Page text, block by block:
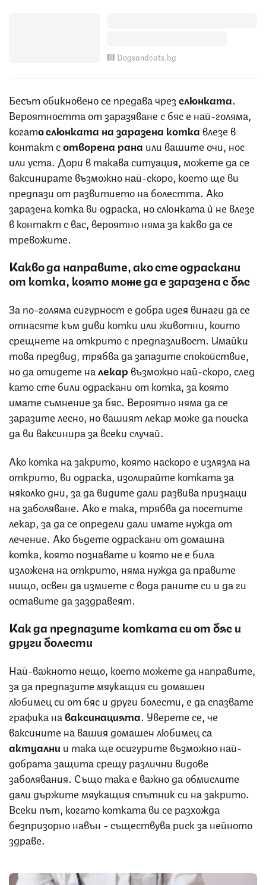
Dogsandcats.bg
Бесът обикновено се предава чрезслюнката.
Вероятността от заразяване с бяс е най-голяма,
когато слюнката на заразена котка влезе в
контакт сотворена рана или вашите очи, нос
или уста. Дори в такава ситуация, можете да се
ваксинирате възможно най-скоро, което ще ви
предпази от развитието на болестта. Ако
заразена котка ви одраска, но слюнката ѝ не влезе
в контакт с вас, вероятно няма за какво да се
тревожите.
Какво да направите, ако сте одраскани
от котка, която може да е заразена с бяс
За по-голяма сигурност е добра идея винаги да се
отнасяте към диви котки или животни, които
срещнете на открито с предпазливост. Имайки
това предвид, трябва да запазите спокойствие,
но да отидете на лекар възможно най-скоро, след
като сте били одраскани от котка, за която
имате съмнение за бяс. Вероятно няма да се
заразите лесно, но вашият лекар може да поиска
да ви ваксинира за всеки случай.
Ако котка на закрито, която наскоро е излязла на
открито, ви одраска, изолирайте котката за
няколко дни, за да видите дали развива признаци
на заболяване. Ако е така, трябва да посетите
лекар, за да се определи дали имате нужда от
лечение. Ако бъдете одраскани от домашна
котка, която познавате и която не е била
изложена на открито, няма нужда да правите
нищо, освен да измиете с вода раните си и да ги
оставите да заздравеят.
Как да предпазите котката си от бяс и
други болести
Най-важното нещо, което можете да направите,
за да предпазите мяукащия си домашен
любимец си от бяс и други болести, е да спазвате
графика наваксинацията. Уверете се, че
ваксините на вашия домашен любимец са
актуални и така ще осигурите възможно най-
добрата защита срещу различни видове
заболявания. Също така е важно да обмислите
дали държите мяукащия спътник си на закрито.
Всеки път, когато котката ви се разхожда
безпризорно навън - съществува риск за нейното
здраве.